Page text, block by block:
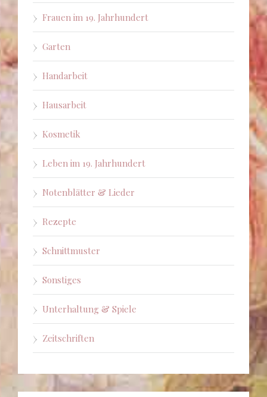
Frauen im 19. Jahrhundert
Garten
Handarbeit
Hausarbeit
Kosmetik
Leben im 19. Jahrhundert
Notenblätter & Lieder
Rezepte
Schnittmuster
Sonstiges
Unterhaltung & Spiele
Zeitschriften